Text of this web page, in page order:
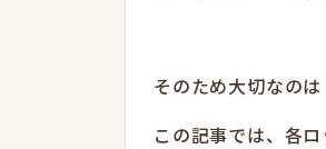
そのため大切なの
この記事では、各